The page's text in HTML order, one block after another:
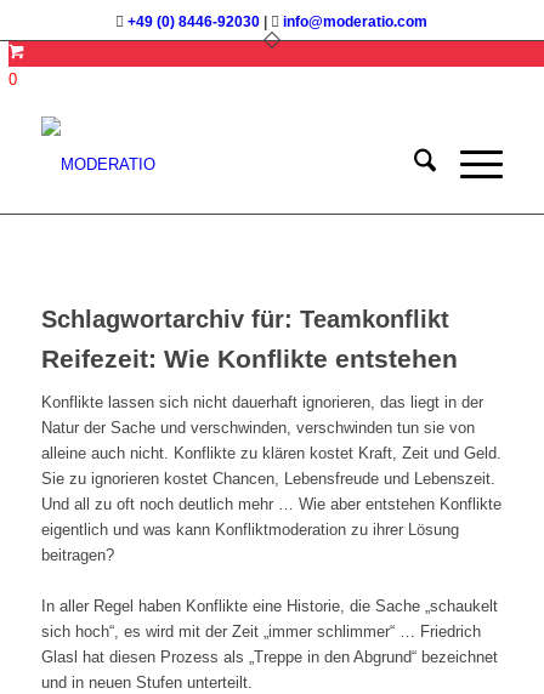
+49 (0) 8446-92030 info@moderatio.com
0
Schlagwortarchiv für: Teamkonflikt
Reifezeit: Wie Konflikte entstehen
Konflikte lassen sich nicht dauerhaft ignorieren, das liegt in der
Natur der Sache und verschwinden, verschwinden tun sie von
alleine auch nicht. Konflikte zu klären kostet Kraft, Zeit und Geld.
Sie zu ignorieren kostet Chancen, Lebensfreude und Lebenszeit.
Und all zu oft noch deutlich mehr … Wie aber entstehen Konflikte
eigentlich und was kann Konfliktmoderation zu ihrer Lösung
beitragen?
In aller Regel haben Konflikte eine Historie, die Sache „schaukelt
sich hoch“, es wird mit der Zeit „immer schlimmer“ … Friedrich
Glasl hat diesen Prozess als „Treppe in den Abgrund“ bezeichnet
und in neuen Stufen unterteilt.